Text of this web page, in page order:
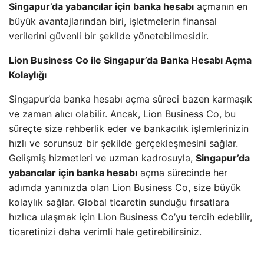
Singapur’da yabancılar için banka hesabı açmanın en
büyük avantajlarından biri, işletmelerin finansal
verilerini güvenli bir şekilde yönetebilmesidir.
Lion Business Co ile Singapur’da Banka Hesabı Açma
Kolaylığı
Singapur’da banka hesabı açma süreci bazen karmaşık
ve zaman alıcı olabilir. Ancak, Lion Business Co, bu
süreçte size rehberlik eder ve bankacılık işlemlerinizin
hızlı ve sorunsuz bir şekilde gerçekleşmesini sağlar.
Gelişmiş hizmetleri ve uzman kadrosuyla, Singapur’da
yabancılar için banka hesabı açma sürecinde her
adımda yanınızda olan Lion Business Co, size büyük
kolaylık sağlar. Global ticaretin sunduğu fırsatlara
hızlıca ulaşmak için Lion Business Co’yu tercih edebilir,
ticaretinizi daha verimli hale getirebilirsiniz.